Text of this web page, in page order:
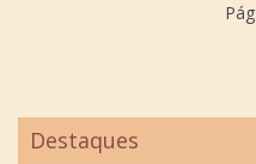
Destaques